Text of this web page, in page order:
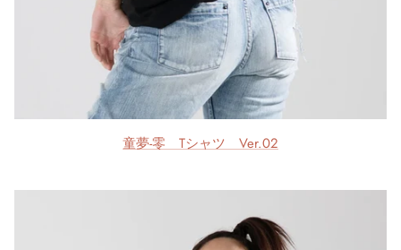
童夢-零 Tシャツ Ver.02